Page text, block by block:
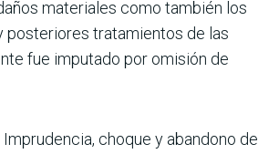
materiales como también los
posteriores tratamientos de las
fue imputado por omisión de
Imprudencia, choque y abandono de